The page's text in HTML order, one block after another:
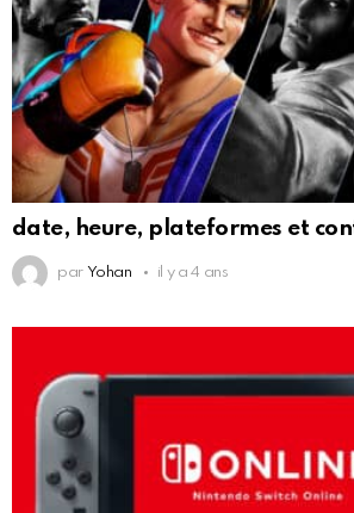
date, heure, plateformes et
par Yohan il y a 4 ans